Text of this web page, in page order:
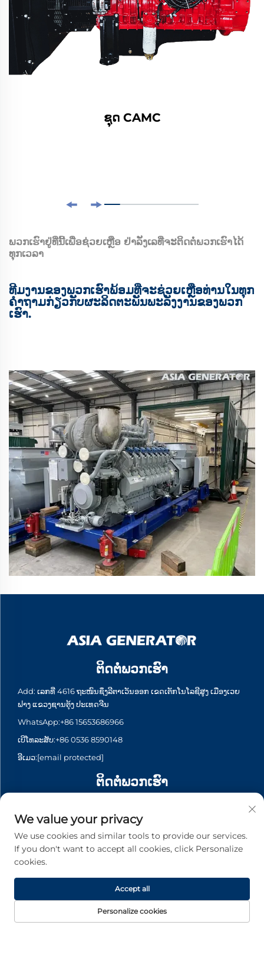
ຊຸດ CAMC
ພວກເຮົາຢູ່ທີ່ນີ້ເພື່ອຊ່ວຍເຫຼືອ ຢ່າລັງເລທີ່ຈະຕິດຕໍ່ພວກເຮົາໄດ້
ທຸກເວລາ
ທີມງານຂອງພວກເຮົາພ້ອມທີ່ຈະຊ່ວຍເຫຼືອທ່ານໃນທຸກ
ຄໍາຖາມກ່ຽວກັບຜະລິດຕະພັນພະລັງງານຂອງພວກ
ເຮົາ.
ຕິດຕໍ່ພວກເຮົາ
Add: ເລກທີ່ 4616 ຖະໜົນຊຶງລີຕາເວັນອອກ ເຂດເຕັກໂນໂລຊີສູງ ເມືອງເວຍ
ຟາງ ແຂວງຊານຕຸ້ງ ປະເທດຈີນ
WhatsApp:+86 15653686966
ເບີໂທລະສັບ:+86 0536 8590148
ອີເມວ:[email protected]
ຕິດຕໍ່ພວກເຮົາ
550123
WhatsApp:+65 6935 2033
ເບີໂທລະສັບ: +65 6935 2033
ລິขະສິດ © 2026 Asia Generator Co., Ltd. ທຸກລິຂະສິດຖືກຮັກສາ. -
ນະໂຍບາຍຄວາມເປັນສ່ວນຕົວ
We value your privacy
We use cookies and similar tools to provide our services.
If you don't want to accept all cookies, click Personalize
cookies.
Personalize cookies
Accept all